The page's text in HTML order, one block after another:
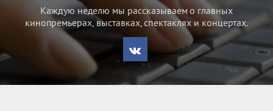
Каждую неделю мы рассказываем о главных
кинопремьерах, выставках, спектаклях и концертах.